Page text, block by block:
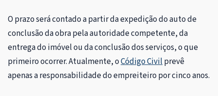
O prazo será contado a partir da expedição do auto de
conclusão da obra pela autoridade competente, da
entrega do imóvel ou da conclusão dos serviços, o que
primeiro ocorrer. Atualmente, oCódigo Civil prevê
apenas a responsabilidade do empreiteiro por cinco anos.